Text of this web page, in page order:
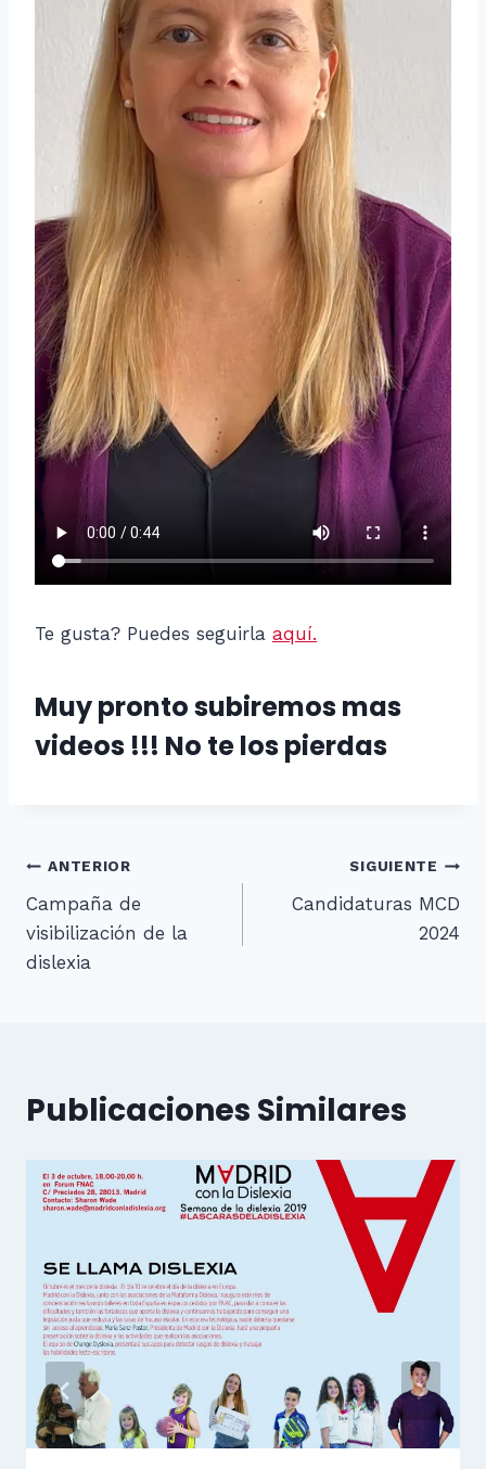
Te gusta? Puedes seguirla aquí.
Muy pronto subiremos mas
videos !!! No te los pierdas
Navegación
de
entradas
ANTERIOR
Campaña de
visibilización de la
dislexia
SIGUIENTE
Candidaturas MCD
2024
Publicaciones Similares